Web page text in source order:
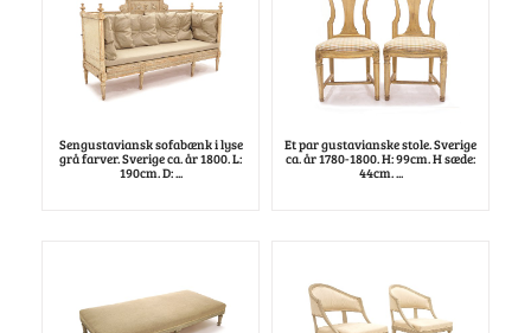
Sengustaviansk sofabænk i lyse
grå farver. Sverige ca. år 1800. L:
190cm. D: ...
Et par gustavianske stole. Sverige
ca. år 1780-1800. H: 99cm. H sæde:
44cm. ...